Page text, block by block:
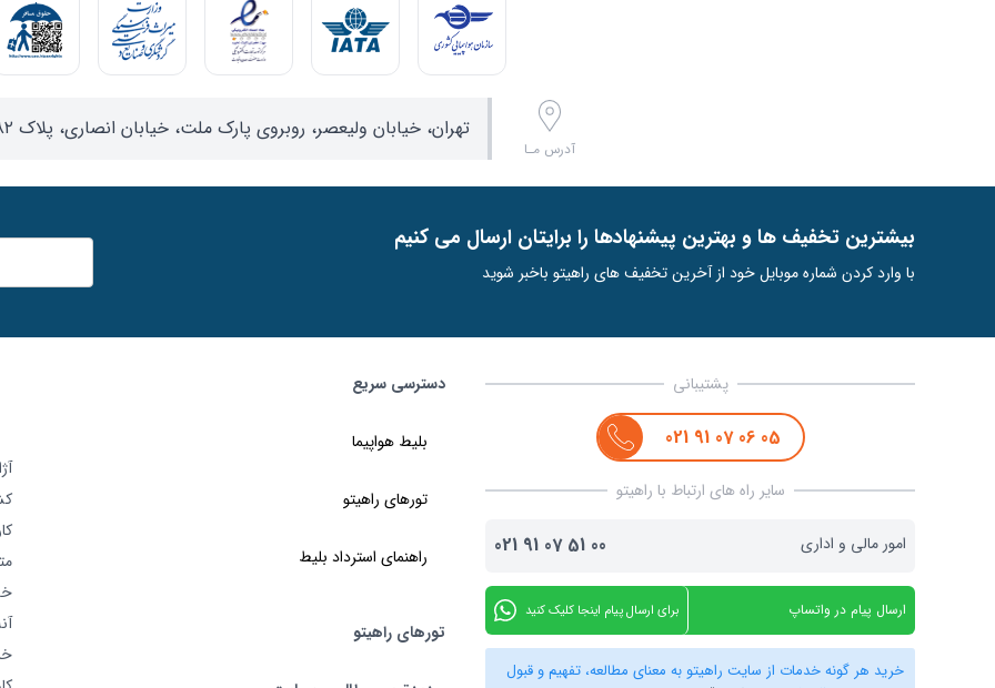
آدرس مـا
تهران، خیابان ولیعصر، روبروی پارک ملت، خیابان انصاری، پلاک ۸۲، واحد ۱۷
ﺑﯿﺸﺘﺮﯾﻦ ﺗﺨﻔﯿﻒ ﻫﺎ و ﺑﻬﺘﺮﯾﻦ ﭘﯿﺸﻨﻬﺎدﻫﺎ را ﺑﺮاﯾﺘﺎن ارﺳﺎل ﻣﯽ ﮐﻨﯿﻢ
با وارد کردن شماره موبایل خود از آخرین تخفیف های راهیتو باخبر شوید
پشتیبانی
021 91 07 06 05
سایر راه های ارتباط با راهیتو
امور مالی و اداری 021 91 07 51 00
ارسال پیام در واتساپ برای ارسال پیام اینجا کلیک کنید
خرید هر گونه خدمات از سایت راهیتو به معنای مطالعه، تفهیم و قبول
دسترسی سریع
بلیط هواپیما
تورهای راهیتو
راهنمای استرداد بلیط
تورهای راهیتو